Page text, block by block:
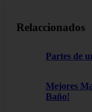
Relaccionados
Partes de
Mejores
Baño!